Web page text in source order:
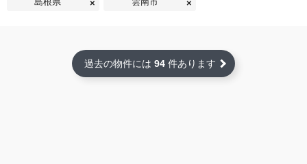
島根県 雲南市
過去の物件には 94 件あります